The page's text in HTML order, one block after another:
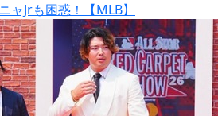
ャJrも困惑！【MLB】